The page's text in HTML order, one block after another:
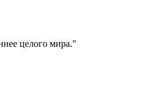
целого мира."